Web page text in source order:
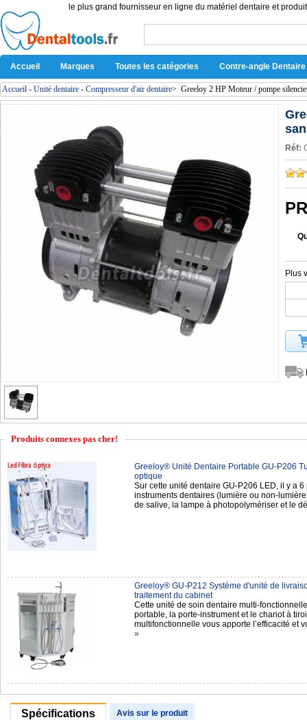
le plus grand fournisseur en ligne du matériel dentaire et
Accueil Marques Toutes les catégories Contre-angle Dentaire
Accueil - Unité dentaire - Compresseur d'air dentaire> Greeloy 2 HP Moteur / pompe
Réf:
Plus
Produits connexes pas cher!
Greeloy® Unité Dentaire Portable GU-P206
optique
Sur cette unité dentaire GU-P206 LED, il y a
instruments dentaires (lumière ou non-
de salive, la lampe à photopolymériser et le
Greeloy® GU-P212 Système d'unité de
traitement du cabinet
Cette unité de soin dentaire multi-
portable, la porte-instrument et le chariot à
multifonctionnelle vous apporte l’efficacité et
»
Spécifications Avis sur le produit